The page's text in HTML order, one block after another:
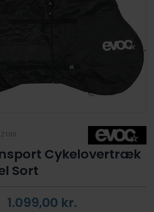
Cykelovertræk
Sort
1.099,00 kr.